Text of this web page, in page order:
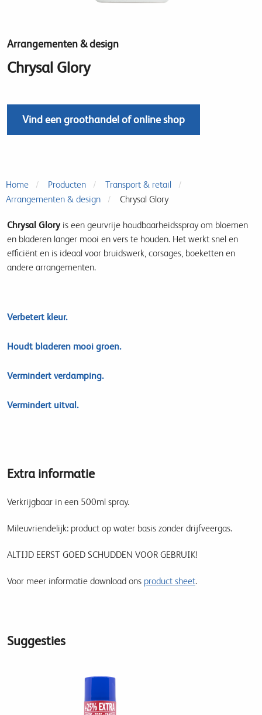
Arrangementen & design
Chrysal Glory
Vind een groothandel of online shop
Home Producten
Transport & retail
Arrangementen & design
Chrysal Glory
Chrysal Glory is een geurvrije houdbaarheidsspray om bloemen
en bladeren langer mooi en vers te houden. Het werkt snel en
efficiënt en is ideaal voor bruidswerk, corsages, boeketten en
andere arrangementen.
Verbetert kleur.
Houdt bladeren mooi groen.
Vermindert verdamping.
Vermindert uitval.
Extra informatie
Verkrijgbaar in een 500ml spray.
Mileuvriendelijk: product op water basis zonder drijfveergas.
ALTIJD EERST GOED SCHUDDEN VOOR GEBRUIK!
Voor meer informatie download ons product sheet.
Suggesties